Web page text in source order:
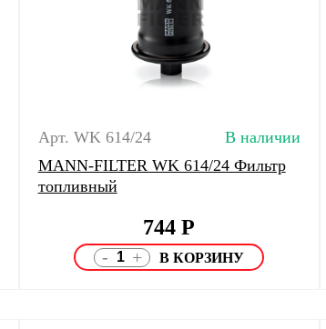
Арт. WK 614/24
В наличии
MANN-FILTER WK 614/24 Фильтр
топливный
744Р
- +